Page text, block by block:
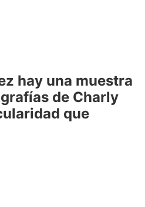
hay una muestra
de Charly
que